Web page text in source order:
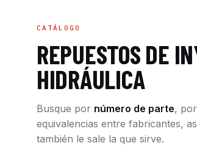
CATÁLOGO
REPUESTOS DE
HIDRÁULICA
Busque por número de parte,
equivalencias entre fabricantes,
también le sale la que sirve.